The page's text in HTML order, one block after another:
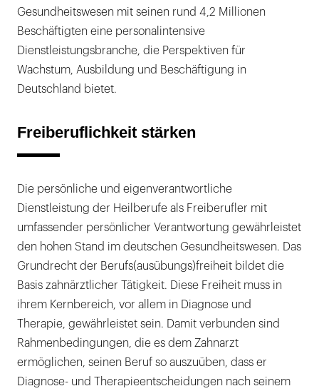
Gesundheitswesen mit seinen rund 4,2 Millionen
Beschäftigten eine personalintensive
Dienstleistungsbranche, die Perspektiven für
Wachstum, Ausbildung und Beschäftigung in
Deutschland bietet.
Freiberuflichkeit stärken
Die persönliche und eigenverantwortliche
Dienstleistung der Heilberufe als Freiberufler mit
umfassender persönlicher Verantwortung gewährleistet
den hohen Stand im deutschen Gesundheitswesen. Das
Grundrecht der Berufs(ausübungs)freiheit bildet die
Basis zahnärztlicher Tätigkeit. Diese Freiheit muss in
ihrem Kernbereich, vor allem in Diagnose und
Therapie, gewährleistet sein. Damit verbunden sind
Rahmenbedingungen, die es dem Zahnarzt
ermöglichen, seinen Beruf so auszuüben, dass er
Diagnose- und Therapieentscheidungen nach seinem